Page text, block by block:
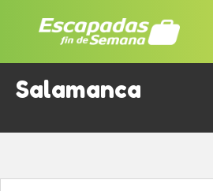
Salamanca